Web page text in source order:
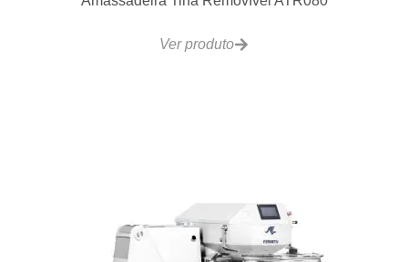
Ver produto